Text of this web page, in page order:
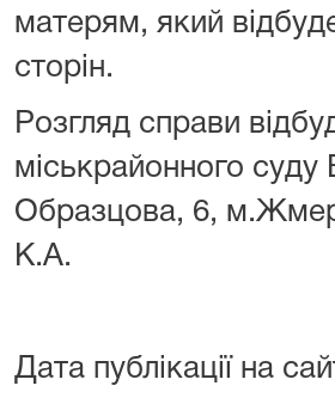
матерям, який
сторін.
Розгляд справи
міськрайонного суду
Образцова, 6,
К.А.
Дата публікації на